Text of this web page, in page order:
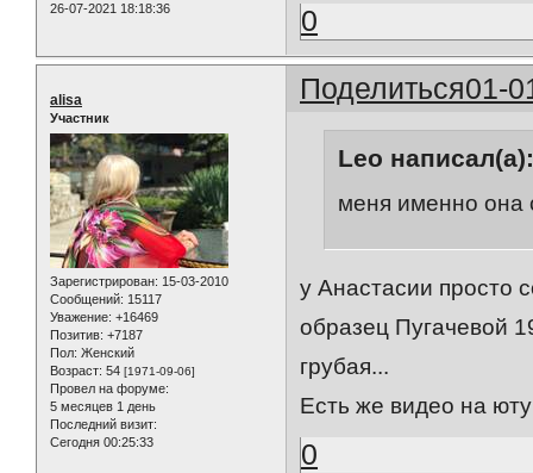
26-07-2021 18:18:36
0
Поделиться01-
alisa
Участник
Зарегистрирован: 15-03-2010
Сообщений: 15117
Уважение: +16469
Позитив: +7187
Пол: Женский
Возраст: 54 [1971-09-06]
Провел на форуме:
5 месяцев 1 день
Последний визит:
Сегодня 00:25:33
Leo написал(а):
меня именно она
у Анастасии просто
образец Пугачевой
грубая...
Есть же видео на
0